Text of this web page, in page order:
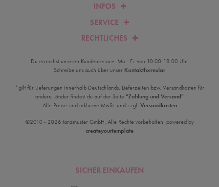
INFOS
SERVICE
RECHTLICHES
Du erreichst unseren Kundenservice: Mo.- Fr. von 10.00-18.00 Uhr
Schreibe uns auch über unser Kontaktformular
*gilt für Lieferungen innerhalb Deutschlands. Lieferzeiten bzw. Versandkosten für
andere Länder findest du auf der Seite "Zahlung und Versand"
Alle Preise sind inklusive MwSt. und zzgl. Versandkosten
©2010 - 2026 tanzmuster GmbH. Alle Rechte vorbehalten. powered by
createyourtemplate
SICHER EINKAUFEN